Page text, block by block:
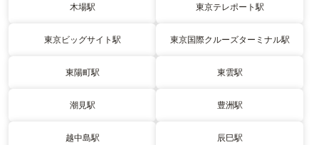
木場駅 東京テレポート駅
東京ビッグサイト駅 東京国際クルーズターミナル駅
東陽町駅 東雲駅
潮見駅 豊洲駅
越中島駅 辰巳駅